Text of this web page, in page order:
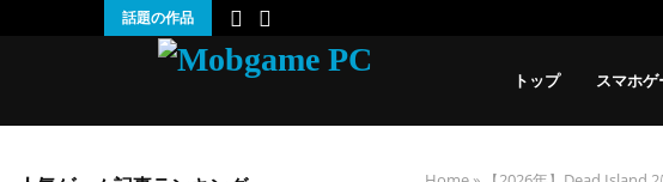
話題の作品
トップ スマホゲ